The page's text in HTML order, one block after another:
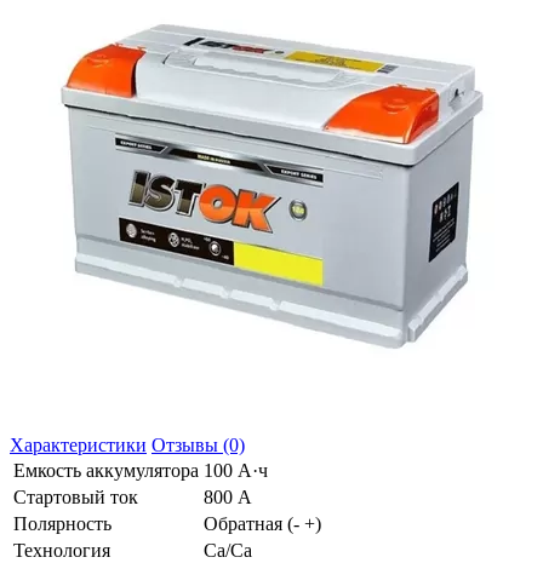
Характеристики Отзывы (0)
Емкость аккумулятора 100 А·ч
Стартовый ток
800 А
Полярность
Обратная (- +)
Технология
Ca/Ca